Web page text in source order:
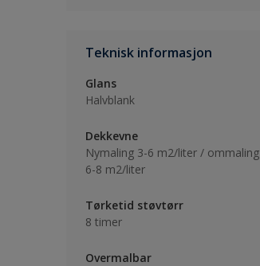
Teknisk informasjon
Glans
Halvblank
Dekkevne
Nymaling 3-6 m2/liter / ommaling
6-8 m2/liter
Tørketid støvtørr
8 timer
Overmalbar